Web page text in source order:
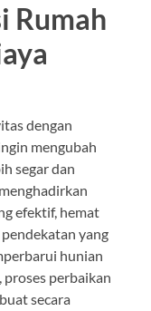
Rumah
dengan
mengubah
segar dan
efektif, hemat
yang
hunian
proses perbaikan
secara